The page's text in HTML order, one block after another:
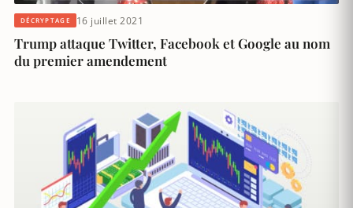
DÉCRYPTAGE 16 juillet 2021
Trump attaque Twitter, Facebook et Google au nom
du premier amendement